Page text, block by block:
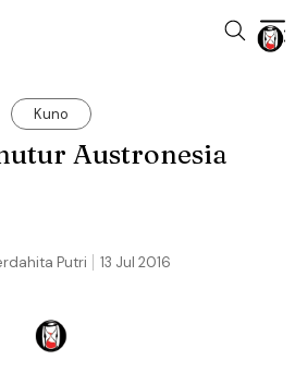
Kuno
Austronesia
13 Jul 2016
Putri